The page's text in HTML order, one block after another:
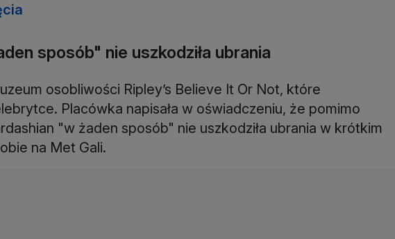
sposób" nie uszkodziła ubrania
osobliwości Ripley’s Believe It Or Not, które
Placówka napisała w oświadczeniu, że pomimo
"w żaden sposób" nie uszkodziła ubrania w krótkim
na Met Gali.